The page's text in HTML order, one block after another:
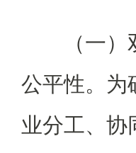
（一
公平性。为
业分工、协